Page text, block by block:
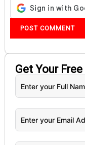
Get Your Free